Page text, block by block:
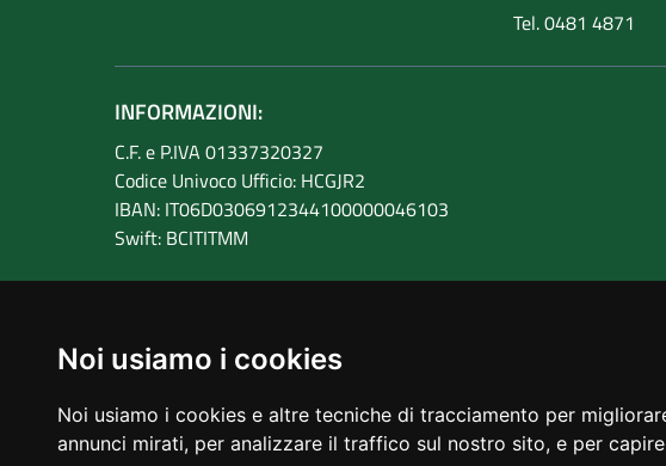
Noi usiamo i cookies
Noi usiamo i cookies e altre tecniche di tracciamento per
annunci mirati, per analizzare il traffico sul nostro sito, e per
Tel. 0481 4871
INFORMAZIONI:
C.F. e P.IVA 01337320327
Codice Univoco Ufficio: HCGJR2
IBAN: IT06D0306912344100000046103
Swift: BCITITMM
Amministrazione trasparente